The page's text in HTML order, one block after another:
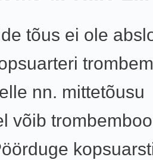
tõus ei ole
nn. mittetõusu
võib